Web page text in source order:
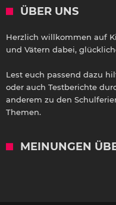
ÜBER UNS
Herzlich willkommen auf
und Vätern dabei,
Lest euch passend dazu
oder auch Testberichte
anderem zu den
Themen.
MEINUNGEN